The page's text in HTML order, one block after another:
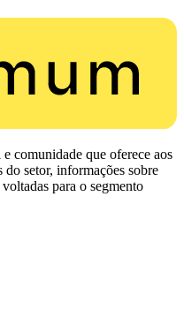
comunidade que oferece aos
setor, informações sobre
para o segmento